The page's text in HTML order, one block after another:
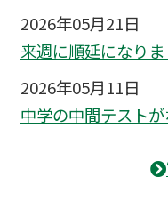
2026年05月21日
来週に順延になり
2026年05月11日
中学の中間テスト